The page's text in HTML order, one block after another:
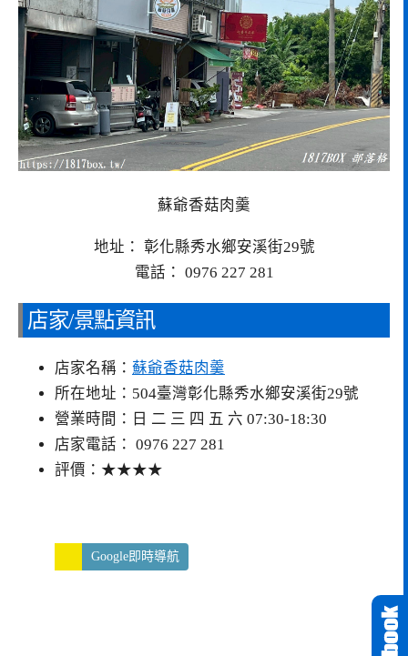
蘇爺香菇肉羹
地址： 彰化縣秀水鄉安溪街29號
電話： 0976 227 281
店家/景點資訊
店家名稱： 蘇爺香菇肉羹
所在地址：504臺灣彰化縣秀水鄉安溪街29號
營業時間：日 二 三 四 五 六 07:30-18:30
店家電話： 0976 227 281
評價：★★★★
Google即時導航